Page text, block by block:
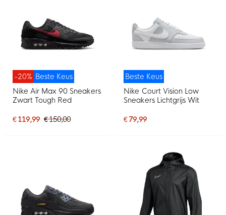
Beste Keus
-20%
Nike Air Max 90 Sneakers
Zwart Tough Red
€ 119,99 € 150,00
Beste Keus
Nike Court Vision Low
Sneakers Lichtgrijs Wit
€ 79,99